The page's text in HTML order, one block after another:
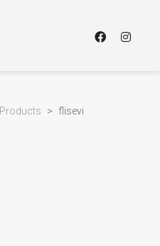
Products > flisevi